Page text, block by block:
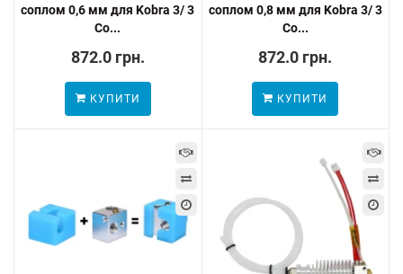
соплом 0,6 мм для Kobra 3/ 3
Co...
872.0 грн.
КУПИТИ
соплом 0,8 мм для Kobra 3/ 3
Co...
872.0 грн.
КУПИТИ